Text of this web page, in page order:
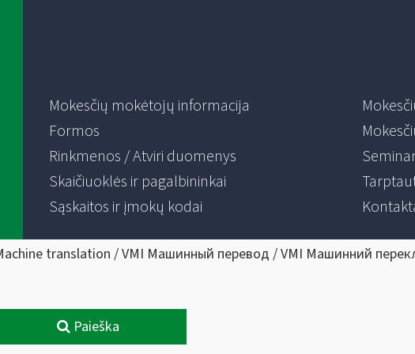
Mokesčių mokėtojų informacija
Formos
Rinkmenos / Atviri duomenys
Skaičiuoklės ir pagalbininkai
Sąskaitos ir įmokų kodai
translation / VMI Машинный перевод / VMI Машинний
Paieška